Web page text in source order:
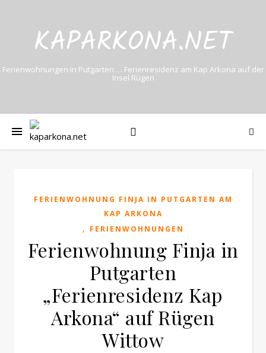
KAPARKONA.NET
Ferienwohnungen in Putgarten … Ferienresidenz am Kap Arkona auf der
Insel Rügen
FERIENWOHNUNG FINJA IN PUTGARTEN AM
KAP ARKONA
, FERIENWOHNUNGEN
Ferienwohnung Finja in
Putgarten
„Ferienresidenz Kap
Arkona“ auf Rügen
Wittow